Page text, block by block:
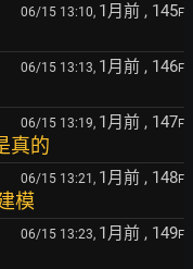
06/15 13:10, 1月前 , 145F
06/15 13:13, 1月前 , 146F
06/15 13:19, 1月前 , 147F
真的
06/15 13:21, 1月前 , 148F
模
06/15 13:23, 1月前 , 149F